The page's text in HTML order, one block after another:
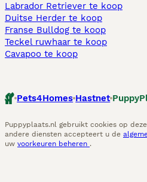
Labrador Retriever te koop
Duitse Herder te koop
Franse Bulldog te koop
Teckel ruwhaar te koop
Cavapoo te koop
Pets4Homes Hastnet
Puppyplaats.nl gebruikt cookies op
andere diensten accepteert u de
uw voorkeuren beheren .